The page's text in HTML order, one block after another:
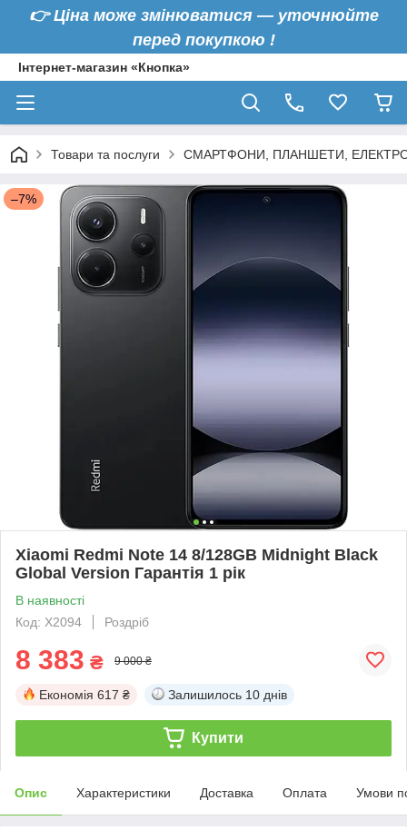
👉Ціна може змінюватися — уточнюйте
перед покупкою !
Інтернет-магазин «Кнопка»
Товари та послуги СМАРТФОНИ, ПЛАНШЕТИ,
–7%
Xiaomi Redmi Note 14 8/128GB Midnight Black
Global Version Гарантія 1 рік
В наявності
Код: X2094
Роздріб
8 383 ₴ 9 000 ₴
Економія 617 ₴ Залишилось 10 днів
Купити
Опис Характеристики Доставка Оплата Умови